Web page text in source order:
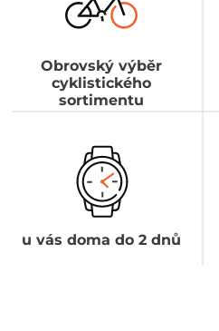
Obrovský výběr
cyklistického
sortimentu
u vás doma do 2 dnů